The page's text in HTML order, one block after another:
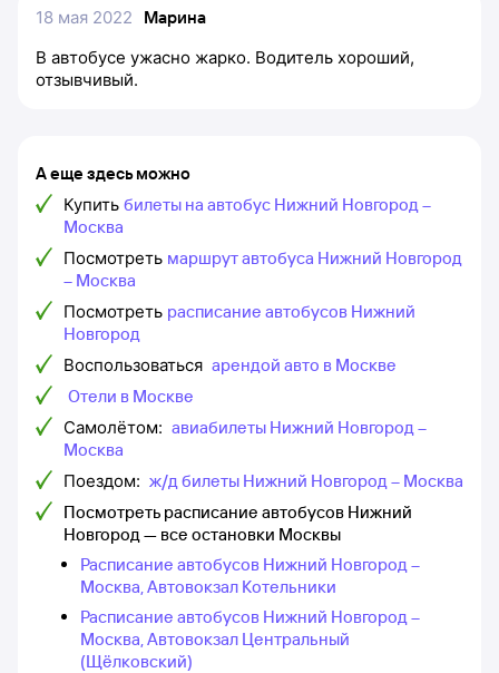
18 мая 2022
Марина
В автобусе ужасно жарко. Водитель хороший,
отзывчивый.
А еще здесь можно
Купить билеты на автобус Нижний Новгород –
Москва
Посмотреть маршрут автобуса Нижний Новгород
– Москва
Посмотреть расписание автобусов Нижний
Новгород
Воспользоваться арендой авто в Москве
Отели в Москве
Самолётом: авиабилеты Нижний Новгород –
Москва
Поездом: ж/д билеты Нижний Новгород – Москва
Посмотреть расписание автобусов Нижний
Новгород — все остановки Москвы
Расписание автобусов Нижний Новгород –
Москва, Автовокзал Котельники
Расписание автобусов Нижний Новгород –
Москва, Автовокзал Центральный
(Щёлковский)